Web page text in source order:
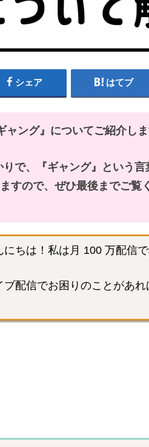
シェア はてブ
ング』についてご紹介しま
で、『ギャング』という
すので、ぜひ最後までご覧
にちは！私は月 100 万配信
ブ配信でお困りのことがあ